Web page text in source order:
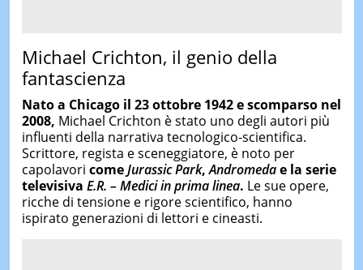
Michael Crichton, il genio della
fantascienza
Nato a Chicago il 23 ottobre 1942 e scomparso nel
2008, Michael Crichton è stato uno degli autori più
influenti della narrativa tecnologico-scientifica.
Scrittore, regista e sceneggiatore, è noto per
capolavori comeJurassic Park,Andromedae la serie
televisiva E.R. – Medici in prima linea. Le sue opere,
ricche di tensione e rigore scientifico, hanno
ispirato generazioni di lettori e cineasti.